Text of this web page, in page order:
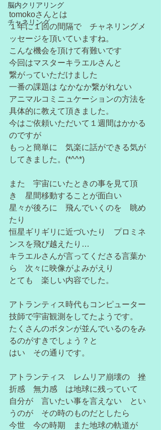
脳内クリアリング
チャネリング
tomokoさんとは
１年に１回の間隔で　チャネリングメ
ッセージを頂いていますね。
こんな機会を頂けて有難いです
今回はマスターキラエルさんと
繋がっていただけました
一番の課題は なかなか繋がれない
アニマルコミニュケーションの方法を
具体的に教えて頂きました。
今はご依頼いただいて１週間はかかる
のですが
もっと簡単に　気楽に話ができる気が
してきました。(*^^*)
また　宇宙にいたときの事を見て頂
き　星間移動することが面白い
星々が後ろに　飛んでいくのを　眺め
たり
恒星ギリギリに近づいたり　プロミネ
ンスを飛び越えたり…
キラエルさんが言ってくださる言葉か
ら　次々に映像がよみがえり
とても　楽しい内容でした。
アトランティス時代もコンピューター
技師で宇宙観測をしてたようです。
たくさんのボタンが並んでいるのをみ
るのがすきでしょう？と
はい　その通りです。
アトランティス　レムリア崩壊の　挫
折感　無力感　は地球に残っていて
自分が　言いたい事を言えない　とい
うのが　その時のものだとしたら
今世　今の時期　また地球の軌道が